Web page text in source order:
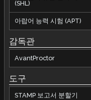
(SHL)
아랍어 능력 시험 (APT)
감독관
AvantProctor
도구
STAMP 보고서 분할기